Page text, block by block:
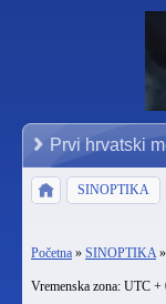
Prvi hrvatski
SINOPTIKA
Početna » SINOPTIKA»
Vremenska zona: UTC +